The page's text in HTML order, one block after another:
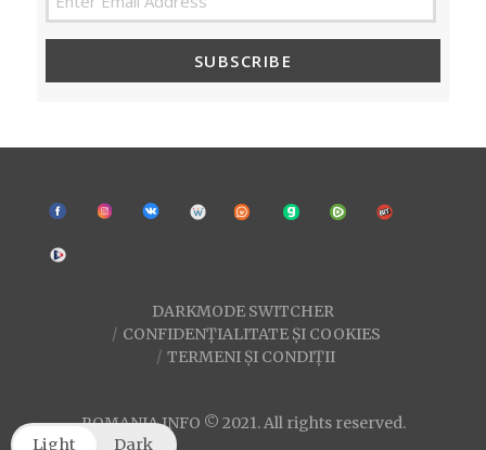
SUBSCRIBE
DARKMODE SWITCHER
CONFIDENȚIALITATE ȘI COOKIES
TERMENI ȘI CONDIȚII
ROMANIA INFO © 2021. All rights reserved.
Light
Dark